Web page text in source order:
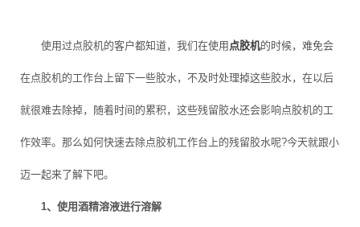
使用过点胶机的客户都知道，我们在使用 点胶机的时候，难免会
在点胶机的工作台上留下一些胶水，不及时处理掉这些胶水，在以后
就很难去除掉，随着时间的累积，这些残留胶水还会影响点胶机的工
作效率。那么如何快速去除点胶机工作台上的残留胶水呢?今天就跟小
迈一起来了解下吧。
1、使用酒精溶液进行溶解